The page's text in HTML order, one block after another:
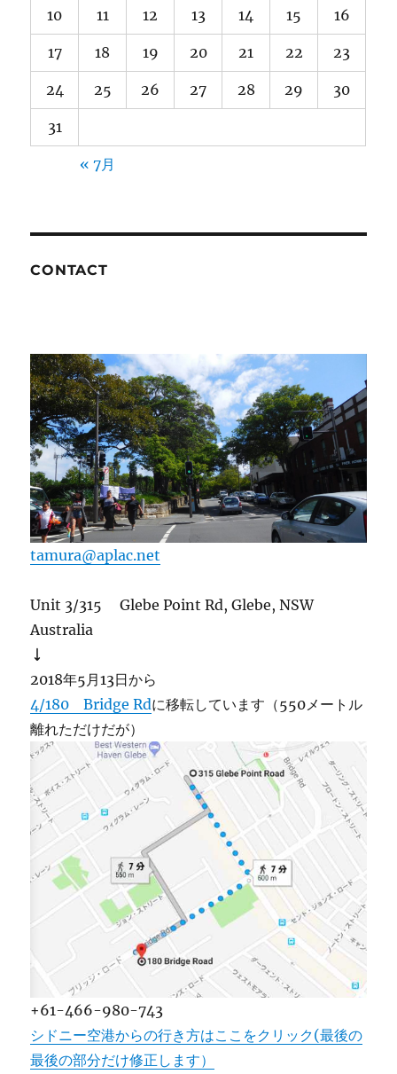
10 11 12 13 14 15 16
17 18 19 20 21 22 23
24 25 26 27 28 29 30
31
« 7月
CONTACT
tamura@aplac.net
Unit 3/315 Glebe Point Rd, Glebe, NSW
Australia
↓
2018年5月13日から
4/180 Bridge Rdに移転しています（550メートル
離れただけだが）
+61-466-980-743
シドニー空港からの行き方はここをクリック(最後の
最後の部分だけ修正します）